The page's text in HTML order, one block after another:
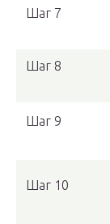
Шаг 7
Шаг 8
Шаг 9
Шаг 10